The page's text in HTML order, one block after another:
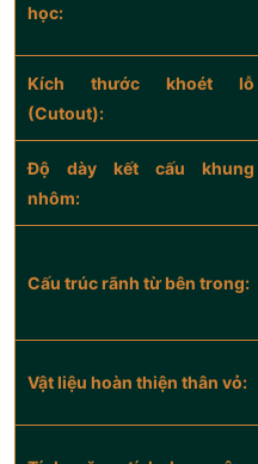
học:
Kích thước khoét lỗ
(Cutout):
Độ dày kết cấu khung
nhôm:
Cấu trúc rãnh từ bên trong:
Vật liệu hoàn thiện thân vỏ: